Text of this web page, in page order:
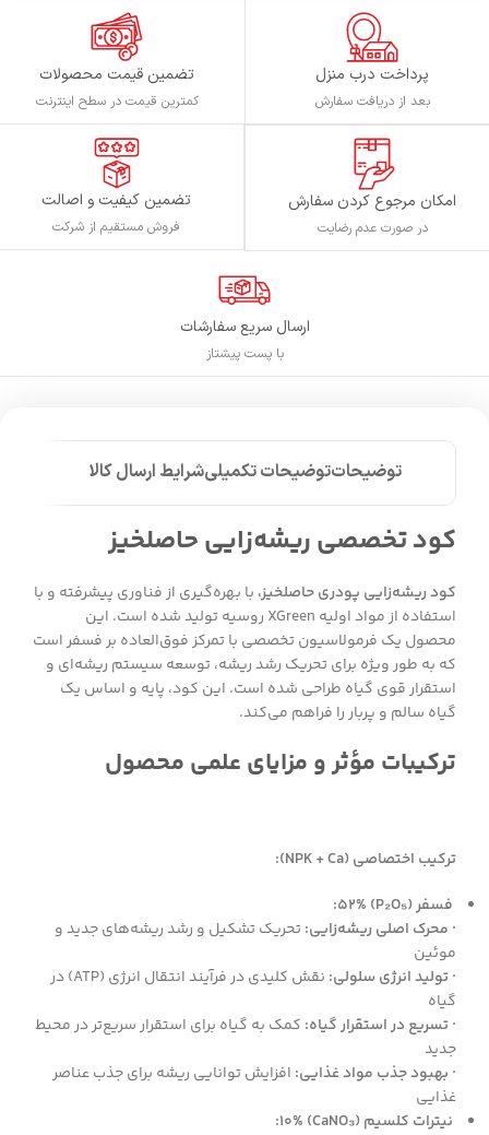
پرداخت درب منزل
بعد از دریافت سفارش
تضمین قیمت محصولات
کمترین قیمت در سطح اینترنت
امکان مرجوع کردن سفارش
در صورت عدم رضایت
تضمین کیفیت و اصالت
فروش مستقیم از شرکت
ارسال سریع سفارشات
با پست پیشتاز
توضیحاتتوضیحات تکمیلیشرایط ارسال کالا
کود تخصصی ریشه‌زایی حاصلخیز
کود ریشه‌زایی پودری حاصلخیز، با بهره‌گیری از فناوری پیشرفته و با
استفاده از مواد اولیه XGreen روسیه تولید شده است. این
محصول یک فرمولاسیون تخصصی با تمرکز فوق‌العاده بر فسفر است
که به طور ویژه برای تحریک رشد ریشه، توسعه سیستم ریشه‌ای و
استقرار قوی گیاه طراحی شده است. این کود، پایه و اساس یک
گیاه سالم و پربار را فراهم می‌کند.
ترکیبات مؤثر و مزایای علمی محصول
ترکیب اختصاصی (NPK + Ca):
فسفر (P₂O₅) 52%:
· محرک اصلی ریشه‌زایی:تحریک تشکیل و رشد ریشه‌های جدید و
موئین
· تولید انرژی سلولی:
نقش کلیدی در فرآیند انتقال انرژی (ATP) در
گیاه
· تسریع در استقرار گیاه: کمک به گیاه برای استقرار سریع‌تر در محیط
جدید
· بهبود جذب مواد غذایی: افزایش توانایی ریشه برای جذب عناصر
غذایی
نیترات کلسیم (CaNO₃) 10%: